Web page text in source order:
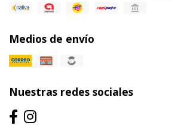
Medios de envío
Nuestras redes sociales